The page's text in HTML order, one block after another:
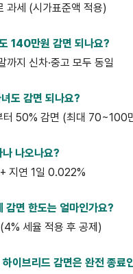
과세 (시가표준액 적용)
140만원 감면 되나요?
지 신차·중고 모두 동일
도 감면 되나요?
50% 감면 (최대 70~100
나오나요?
지연 1일 0.022%
감면 한도는 얼마인가요?
세율 적용 후 공제)
이브리드 감면은 완전 종료